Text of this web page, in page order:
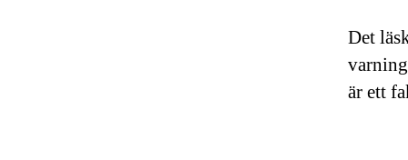
Det
är ett